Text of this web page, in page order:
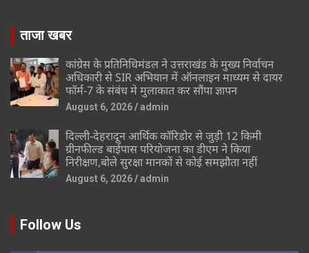
ताजा खबर
कांग्रेस के प्रतिनिधिमंडल ने उत्तराखंड के मुख्य निर्वाचन
अधिकारी से SIR अभियान में ऑनलाइन माध्यम से दायर
फॉर्म-7 के संबंध मे मुलाकात कर सौंपा ज्ञापन
August 6, 2026 admin
दिल्ली-देहरादून आर्थिक कॉरिडोर से जुड़ी 12 किमी
ग्रीनफील्ड बाईपास परियोजना का डीएम ने किया
निरीक्षण,बोले सुरक्षा मानकों से कोई समझौता नहीं
August 6, 2026 admin
Follow Us